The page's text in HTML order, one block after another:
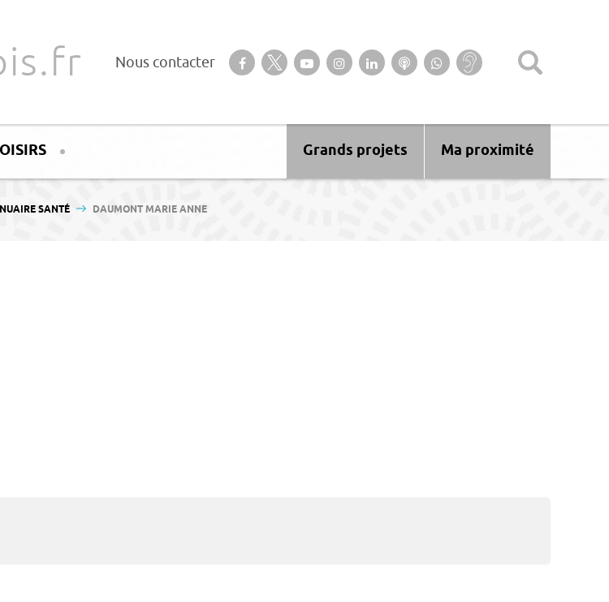
Nous contacter Suivez-nous sur notre page Facebook
Suivez-nous sur Twitter
Suivez-nous sur YouTube
Suivez-nous sur Instagram
Retrouvez-nous sur Linkedin
Ecoutez nos Podcasts
Suivez-nous sur
WhatsApp
Baisse
d’audition ?
Ma proximité
Grands projets
SANTÉ DAUMONT MARIE ANNE